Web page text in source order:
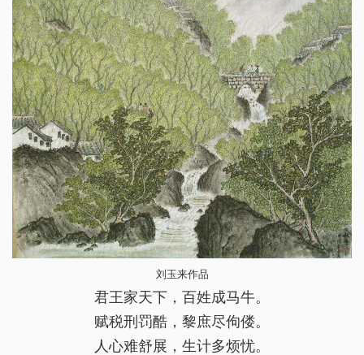
刘玉来作品
君王家天下，百姓成马牛。
赋税刑罚酷，黎庶尽佝偻。
人心难舒展，生计多烦忧。